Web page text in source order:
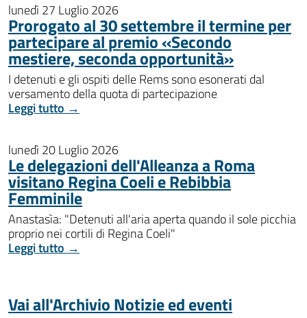
lunedì 27 Luglio 2026
Prorogato al 30 settembre il termine per
partecipare al premio «Secondo
mestiere, seconda opportunità»
I detenuti e gli ospiti delle Rems sono esonerati dal
versamento della quota di partecipazione
Leggi tutto →
lunedì 20 Luglio 2026
Le delegazioni dell'Alleanza a Roma
visitano Regina Coeli e Rebibbia
Femminile
Anastasìa: "Detenuti all'aria aperta quando il sole picchia
proprio nei cortili di Regina Coeli"
Leggi tutto →
Vai all'Archivio Notizie ed eventi